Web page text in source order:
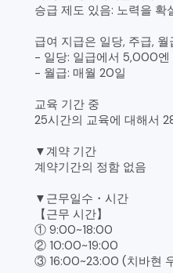
승급 제도 있음: 노력을 확
급여 지급은 일당, 주급,
- 일당: 일급에서 5,000엔
- 월급: 매월 20일
교육 기간 중
25시간의 교육에 대해서
▼계약 기간
계약기간의 정함 없음
▼근무일수・시간
【근무 시간】
① 9:00~18:00
② 10:00~19:00
③ 16:00~23:00 (치바현